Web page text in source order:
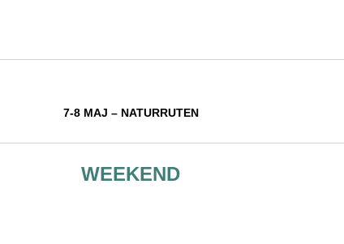
7-8 MAJ – NATURRUTEN
WEEKEND